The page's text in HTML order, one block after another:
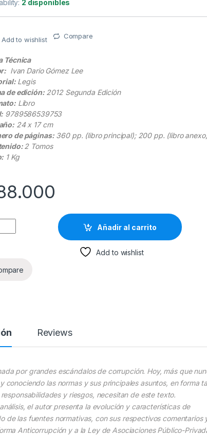
2 disponibles
Add to wishlist Compare
Técnica
Ivan Dario Gómez Lee
Legis
de edición:2012 Segunda Edición
Libro
9789586539753
24 x 17 cm
de páginas:360 pp. (libro principal); 200 pp. (libro
2 Tomos
1 Kg
De La Contratación Pública En Colombia - 3a
Añadir al carrito
Add to wishlist
Reviews
por grandes escándalos de corrupción. Hoy, más que
las normas y sus principales asuntos, en forma
y riesgos, necesitan de este texto.
el autor presenta la evolución y características de
de las fuentes normativas, con sus respectivos comentarios
Anticorrupción y a la Ley de Asociaciones Público-